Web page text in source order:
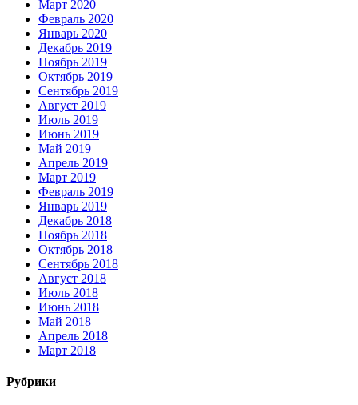
Март 2020
Февраль 2020
Январь 2020
Декабрь 2019
Ноябрь 2019
Октябрь 2019
Сентябрь 2019
Август 2019
Июль 2019
Июнь 2019
Май 2019
Апрель 2019
Март 2019
Февраль 2019
Январь 2019
Декабрь 2018
Ноябрь 2018
Октябрь 2018
Сентябрь 2018
Август 2018
Июль 2018
Июнь 2018
Май 2018
Апрель 2018
Март 2018
Рубрики